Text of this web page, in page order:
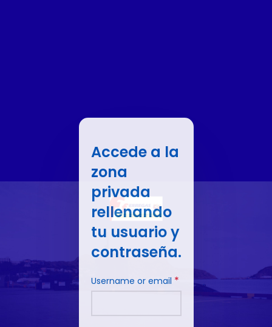
Accede a la
zona
privada
rellenando
tu usuario y
contraseña.
Username or email *